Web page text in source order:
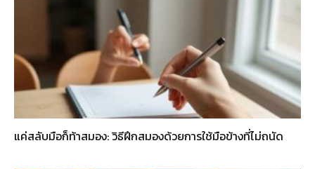
แค่สลับมือก็ท้าสมอง: วิธีฝึกสมองด้วยการใช้มือข้างที่ไม่ถนัด